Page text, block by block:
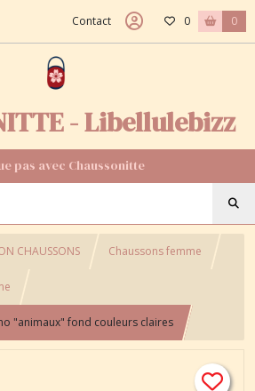
Contact 0 0
- Libellulebizz
pas avec Chaussonitte
CHAUSSONS Chaussons femme
"animaux" fond couleurs claires